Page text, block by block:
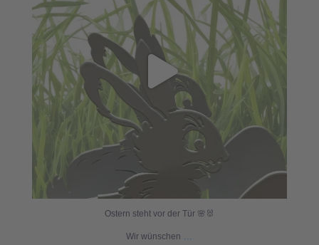
Ostern steht vor der Tür 🌸🐰
Wir wünschen